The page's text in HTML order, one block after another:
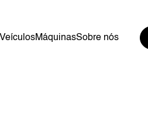
MáquinasSobre nós